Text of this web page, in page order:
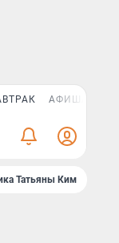
АФИША PLUS
Татьяны Ким